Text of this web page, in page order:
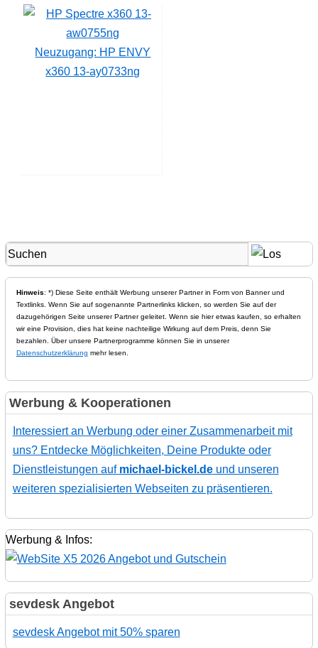
Neuzugang: HP ENVY
x360 13-ay0733ng
Hinweis: *) Diese Seite enthält Werbung unserer Partner in Form von Banner und
Textlinks. Wenn Sie auf sogenannte Partnerlinks klicken, so werden Sie auf der
dazugehörigen Seite unserer Partner geleitet. Wenn sie hier etwas kaufen, so erhalten
wir eine Provision, dies hat keine nachteilige Wirkung auf dem Preis, denn Sie
bezahlen. Über unsere Partnerprogramme können Sie in unserer
Datenschutzerklärung mehr lesen.
Werbung & Kooperationen
Interessiert an Werbung oder einer Zusammenarbeit mit
uns? Entdecke Möglichkeiten, Deine Produkte oder
Dienstleistungen auf michael-bickel.deund unseren
weiteren spezialisierten Webseiten zu präsentieren.
Werbung & Infos:
sevdesk Angebot
sevdesk Angebot mit 50% sparen